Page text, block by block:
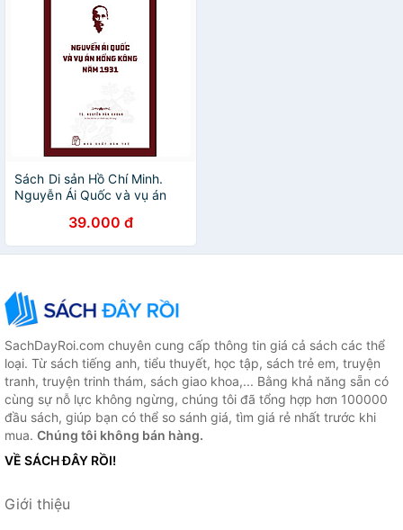
Sách Di sản Hồ Chí Minh.
Nguyễn Ái Quốc và vụ án
39.000 đ
SachDayRoi.com chuyên cung cấp thông tin giá cả sách các thể
loại. Từ sách tiếng anh, tiểu thuyết, học tập, sách trẻ em, truyện
tranh, truyện trinh thám, sách giao khoa,... Bằng khả năng sẵn có
cùng sự nỗ lực không ngừng, chúng tôi đã tổng hợp hơn 100000
đầu sách, giúp bạn có thể so sánh giá, tìm giá rẻ nhất trước khi
mua. Chúng tôi không bán hàng.
VỀ SÁCH ĐÂY RỒI!
Giới thiệu